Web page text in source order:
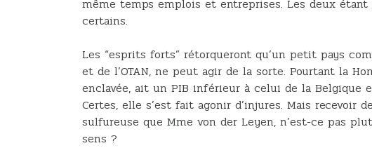
même temps emplois et entreprises. Les deux
certains.
Les “esprits forts” rétorqueront qu’un petit pays
et de l’OTAN, ne peut agir de la sorte. Pourtant la
enclavée, ait un PIB inférieur à celui de la
Certes, elle s’est fait agonir d’injures. Mais recevoir
sulfureuse que Mme von der Leyen, n’est-ce pas
sens ?